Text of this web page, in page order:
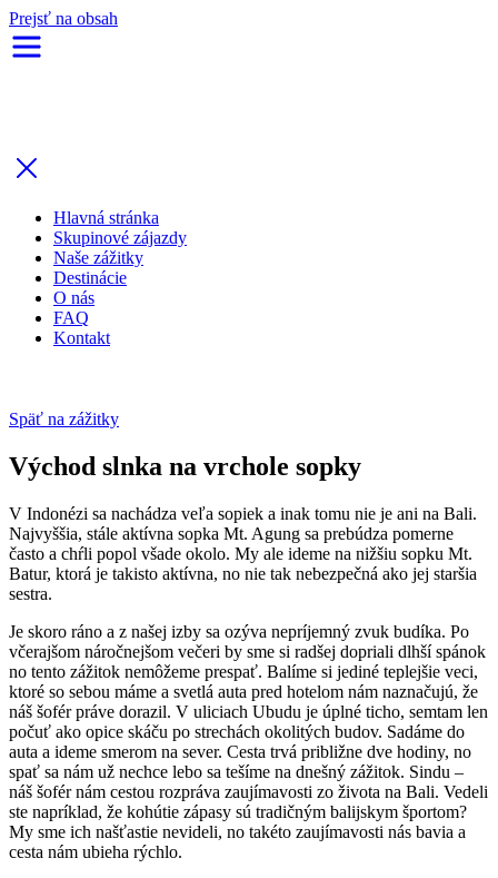
Prejsť na obsah
Hlavná stránka
Skupinové zájazdy
Naše zážitky
Destinácie
O nás
FAQ
Kontakt
Späť na zážitky
Východ slnka na vrchole sopky
V Indonézi sa nachádza veľa sopiek a inak tomu nie je ani na Bali.
Najvyššia, stále aktívna sopka Mt. Agung sa prebúdza pomerne
často a chŕli popol všade okolo. My ale ideme na nižšiu sopku Mt.
Batur, ktorá je takisto aktívna, no nie tak nebezpečná ako jej staršia
sestra.
Je skoro ráno a z našej izby sa ozýva nepríjemný zvuk budíka. Po
včerajšom náročnejšom večeri by sme si radšej dopriali dlhší spánok
no tento zážitok nemôžeme prespať. Balíme si jediné teplejšie veci,
ktoré so sebou máme a svetlá auta pred hotelom nám naznačujú, že
náš šofér práve dorazil. V uliciach Ubudu je úplné ticho, semtam len
počuť ako opice skáču po strechách okolitých budov. Sadáme do
auta a ideme smerom na sever. Cesta trvá približne dve hodiny, no
spať sa nám už nechce lebo sa tešíme na dnešný zážitok. Sindu –
náš šofér nám cestou rozpráva zaujímavosti zo života na Bali. Vedeli
ste napríklad, že kohútie zápasy sú tradičným balijskym športom?
My sme ich našťastie nevideli, no takéto zaujímavosti nás bavia a
cesta nám ubieha rýchlo.